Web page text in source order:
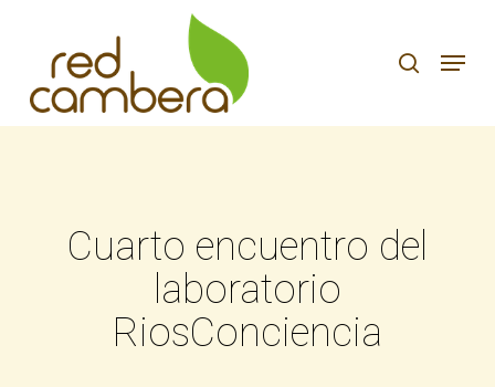
content
Menu
Cuarto encuentro del
laboratorio
RiosConciencia